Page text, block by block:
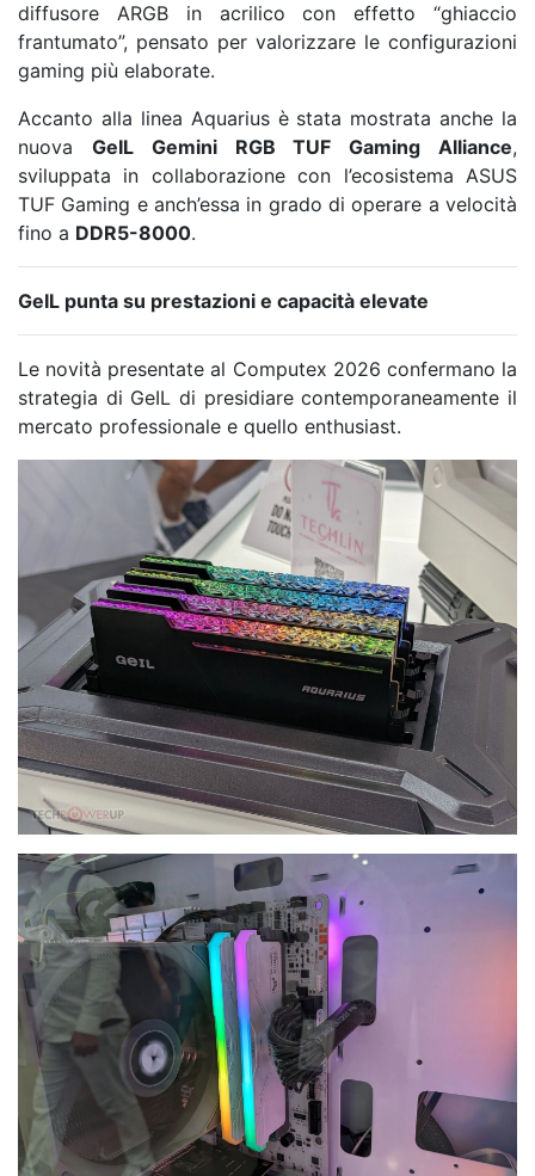
diffusore ARGB in acrilico con effetto “ghiaccio
frantumato”, pensato per valorizzare le configurazioni
gaming più elaborate.
Accanto alla linea Aquarius è stata mostrata anche la
nuova GeIL Gemini RGB TUF Gaming Alliance,
sviluppata in collaborazione con l’ecosistema ASUS
TUF Gaming e anch’essa in grado di operare a velocità
fino a DDR5-8000.
GeIL punta su prestazioni e capacità elevate
Le novità presentate al Computex 2026 confermano la
strategia di GeIL di presidiare contemporaneamente il
mercato professionale e quello enthusiast.